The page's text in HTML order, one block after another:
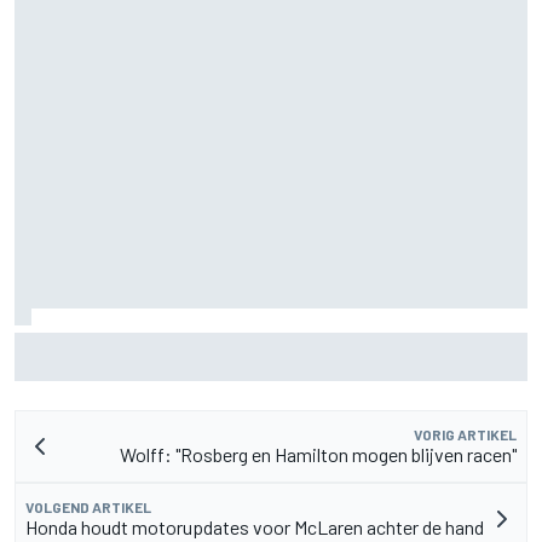
VORIG ARTIKEL
Wolff: "Rosberg en Hamilton mogen blijven racen"
VOLGEND ARTIKEL
Honda houdt motorupdates voor McLaren achter de hand